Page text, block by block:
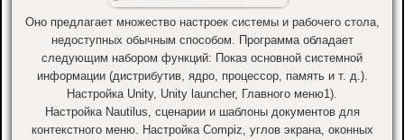
Оно предлагает множество настроек системы и рабочего стола,
недоступных обычным способом. Программа обладает
следующим набором функций: Показ основной системной
информации (дистрибутив, ядро, процессор, память и т. д.).
Настройка Unity, Unity launcher, Главного меню1).
Настройка Nautilus, сценарии и шаблоны документов для
контекстного меню. Настройка Compiz, углов экрана, оконных